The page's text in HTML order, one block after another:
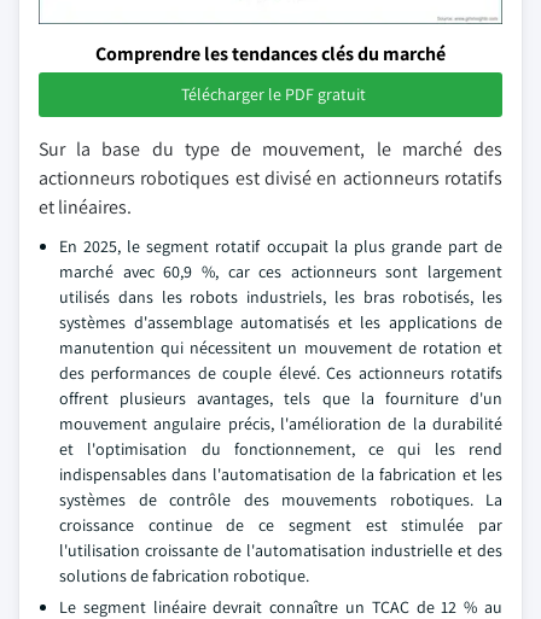
Comprendre les tendances clés du marché
Télécharger le PDF gratuit
Sur la base du type de mouvement, le marché des
actionneurs robotiques est divisé en actionneurs rotatifs
et linéaires.
En 2025, le segment rotatif occupait la plus grande part de
marché avec 60,9 %, car ces actionneurs sont largement
utilisés dans les robots industriels, les bras robotisés, les
systèmes d'assemblage automatisés et les applications de
manutention qui nécessitent un mouvement de rotation et
des performances de couple élevé. Ces actionneurs rotatifs
offrent plusieurs avantages, tels que la fourniture d'un
mouvement angulaire précis, l'amélioration de la durabilité
et l'optimisation du fonctionnement, ce qui les rend
indispensables dans l'automatisation de la fabrication et les
systèmes de contrôle des mouvements robotiques. La
croissance continue de ce segment est stimulée par
l'utilisation croissante de l'automatisation industrielle et des
solutions de fabrication robotique.
Le segment linéaire devrait connaître un TCAC de 12 % au